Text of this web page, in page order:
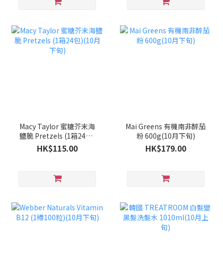
Macy Taylor 蜜糖芥末海
鹽脆 Pretzels (1箱24包)
(10月下旬)
HK$115.00
Mai Greens 有機南非醉茄
粉 600g(10月下旬)
HK$179.00